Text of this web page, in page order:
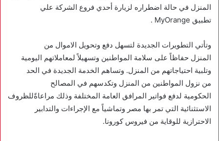
المنزل في حالة اضطراره لزيارة أحدي فروع الشركة علي
تطبيق MyOrange .
وتأتي التطويرات الجديدة لتسهل دفع وتحويل الاموال من
المنزل حفاظاً على سلامة المواطنين وتسهيلاً لمعاملاتهم اليومية
وتلبية احتياجاتهم من المنزل. وتساهم الخدمة الجديدة في الحد
من نزول المواطنين من المنزل وتكدسهم في المصالح
الحكومية لدفع فواتير المرافق العامة المختلفة وذلك مراعاةًللظروف
الاستثنائية التي تمر بها مصر وتماشياً مع الإجراءات والتدابير
الاحترازية للوقاية من فيروس كورونا.